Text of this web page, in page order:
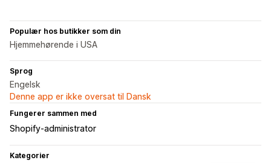
Populær hos butikker som din
Hjemmehørende i USA
Sprog
Engelsk
Denne app er ikke oversat til Dansk
Fungerer sammen med
Shopify-administrator
Kategorier